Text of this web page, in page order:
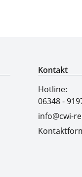
Kontakt
Hotline:
06348 -
info@cwi-